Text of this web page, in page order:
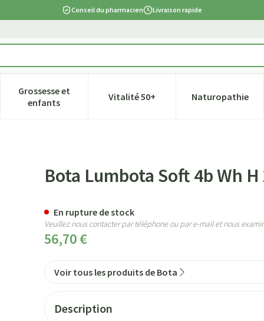
Conseil du pharmacien Livraison rapide
Beauté, soins et hygiène
menu pour la catégorie Régime, alimentation & vitamines
Grossesse et
enfantsAfficher le sous-menu pour la catégorie Grossesse et
Vitalité 50+Afficher le sous-menu pour la
Naturopathie
Afficher le
Bota Lumbota Soft 4b Wh H
56,70 €
En rupture de stock
Veuillez nous contacter par téléphone ou par e-mail et nous
Voir tous les produits de Bota
Description